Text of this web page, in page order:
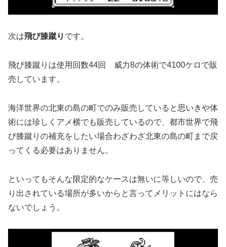
次は飛び膝蹴り です。
飛び膝蹴りは使用回数44回 威力8の体術で4100ケロで販
売しています。
海洋世界の北東の島の町でのみ販売していると思いきや体
術には珍しくアメ横でも販売しているので、都市世界で飛
び膝蹴りの補充をしたい場合わざわざ北東の島の町まで戻
ってくる必要はありません。
といってもそんな限定的なケースは無いに等しいので、売
り出されている場所が多いからと言ってメリットにはなら
ないでしょう。